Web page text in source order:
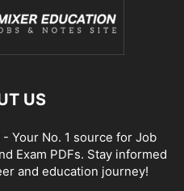
US
- Your No. 1 source for Job
Exam PDFs. Stay informed
and education journey!